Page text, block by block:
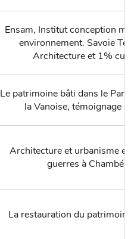
Ensam, Institut conception
environnement. Savoie
Architecture et 1%
Le patrimoine bâti dans le Parc
la Vanoise, témoignage
Architecture et urbanisme
guerres à Chambéry
La restauration du